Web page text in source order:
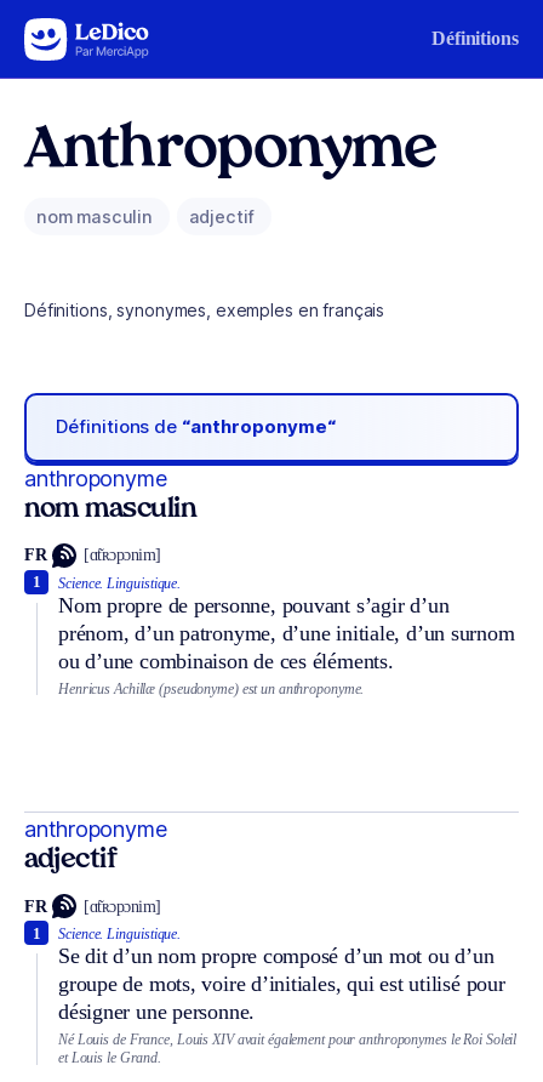
Aller au contenu Définitions
Anthroponyme
nom masculin adjectif
Définitions, synonymes, exemples en français
Définitions de “anthroponyme“
anthroponyme
nom masculin
FR [ɑ̃tʀɔpɔnim]
Science. Linguistique.
Nom propre de personne, pouvant s’agir d’un
prénom, d’un patronyme, d’une initiale, d’un surnom
ou d’une combinaison de ces éléments.
1
Henricus Achillæ (pseudonyme) est un anthroponyme.
anthroponyme
adjectif
FR [ɑ̃tʀɔpɔnim]
Science. Linguistique.
Se dit d’un nom propre composé d’un mot ou d’un
groupe de mots, voire d’initiales, qui est utilisé pour
désigner une personne.
1
Né Louis de France, Louis XIV avait également pour anthroponymes le Roi Soleil
et Louis le Grand.